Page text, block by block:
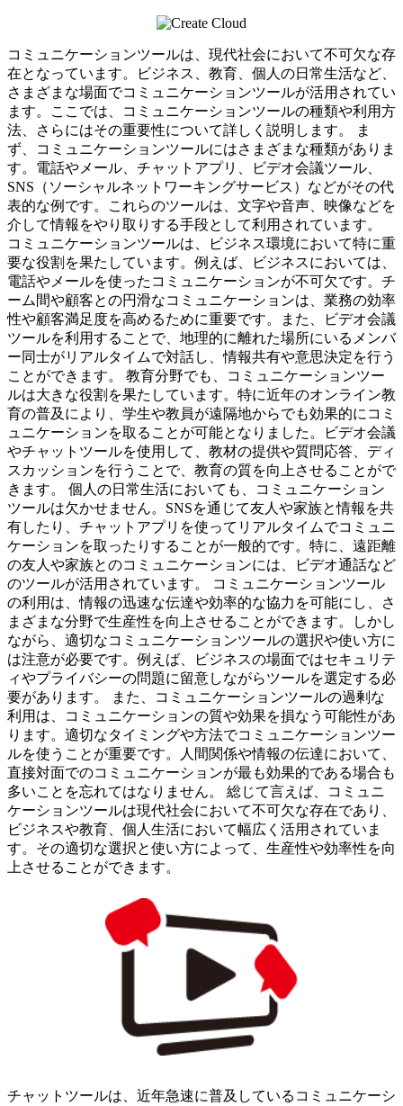
コミュニケーションツールは、現代社会において不可欠な存
在となっています。ビジネス、教育、個人の日常生活など、
さまざまな場面でコミュニケーションツールが活用されてい
ます。ここでは、コミュニケーションツールの種類や利用方
法、さらにはその重要性について詳しく説明します。 ま
ず、コミュニケーションツールにはさまざまな種類がありま
す。電話やメール、チャットアプリ、ビデオ会議ツール、
SNS（ソーシャルネットワーキングサービス）などがその代
表的な例です。これらのツールは、文字や音声、映像などを
介して情報をやり取りする手段として利用されています。
コミュニケーションツールは、ビジネス環境において特に重
要な役割を果たしています。例えば、ビジネスにおいては、
電話やメールを使ったコミュニケーションが不可欠です。チ
ーム間や顧客との円滑なコミュニケーションは、業務の効率
性や顧客満足度を高めるために重要です。また、ビデオ会議
ツールを利用することで、地理的に離れた場所にいるメンバ
ー同士がリアルタイムで対話し、情報共有や意思決定を行う
ことができます。 教育分野でも、コミュニケーションツー
ルは大きな役割を果たしています。特に近年のオンライン教
育の普及により、学生や教員が遠隔地からでも効果的にコミ
ュニケーションを取ることが可能となりました。ビデオ会議
やチャットツールを使用して、教材の提供や質問応答、ディ
スカッションを行うことで、教育の質を向上させることがで
きます。 個人の日常生活においても、コミュニケーション
ツールは欠かせません。SNSを通じて友人や家族と情報を共
有したり、チャットアプリを使ってリアルタイムでコミュニ
ケーションを取ったりすることが一般的です。特に、遠距離
の友人や家族とのコミュニケーションには、ビデオ通話など
のツールが活用されています。 コミュニケーションツール
の利用は、情報の迅速な伝達や効率的な協力を可能にし、さ
まざまな分野で生産性を向上させることができます。しかし
ながら、適切なコミュニケーションツールの選択や使い方に
は注意が必要です。例えば、ビジネスの場面ではセキュリテ
ィやプライバシーの問題に留意しながらツールを選定する必
要があります。 また、コミュニケーションツールの過剰な
利用は、コミュニケーションの質や効果を損なう可能性があ
ります。適切なタイミングや方法でコミュニケーションツー
ルを使うことが重要です。人間関係や情報の伝達において、
直接対面でのコミュニケーションが最も効果的である場合も
多いことを忘れてはなりません。 総じて言えば、コミュニ
ケーションツールは現代社会において不可欠な存在であり、
ビジネスや教育、個人生活において幅広く活用されていま
す。その適切な選択と使い方によって、生産性や効率性を向
上させることができます。
チャットツールは、近年急速に普及しているコミュニケーシ